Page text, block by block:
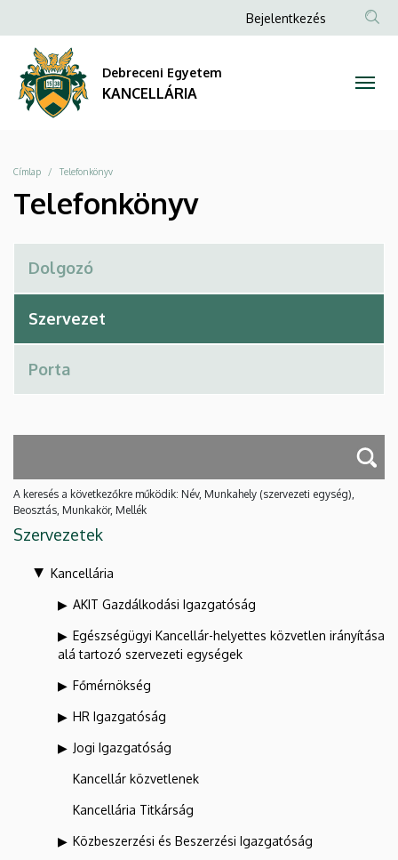
KANCELLÁRIA
a
tartalomra
Anonim
Bejelentkezés
Debreceni Egyetem
KANCELLÁRIA
Morzsa
Címlap Telefonkönyv
Telefonkönyv
A keresés a következőkre működik: Név, Munkahely (szervezeti egység),
Beosztás, Munkakör, Mellék
Szervezetek
Kancellária
AKIT Gazdálkodási Igazgatóság
Egészségügyi Kancellár-helyettes közvetlen irányítása
alá tartozó szervezeti egységek
Főmérnökség
HR Igazgatóság
Jogi Igazgatóság
Kancellár közvetlenek
Kancellária Titkárság
Közbeszerzési és Beszerzési Igazgatóság